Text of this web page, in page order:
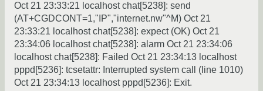
Oct 21 23:33:21 localhost chat[5238]: send
(AT+CGDCONT=1,"IP","internet.nw"^M) Oct 21
23:33:21 localhost chat[5238]: expect (OK) Oct 21
23:34:06 localhost chat[5238]: alarm Oct 21 23:34:06
localhost chat[5238]: Failed Oct 21 23:34:13 localhost
pppd[5236]: tcsetattr: Interrupted system call (line 1010)
Oct 21 23:34:13 localhost pppd[5236]: Exit.